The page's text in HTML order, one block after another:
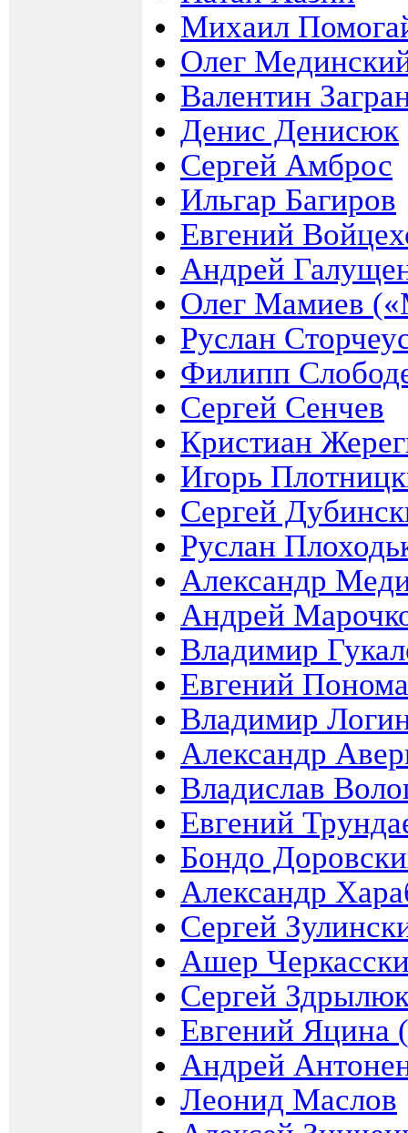
Михаил
Олег
Валентин
Денис Денисюк
Сергей Амброс
Ильгар Багиров
Евгений
Андрей
Олег Мамиев
Руслан
Филипп
Сергей Сенчев
Кристиан
Игорь
Сергей
Руслан
Александр
Андрей
Владимир
Евгений
Владимир
Александр
Владислав
Евгений
Бондо
Александр
Сергей
Ашер
Сергей
Евгений Яцина
Андрей
Леонид Маслов